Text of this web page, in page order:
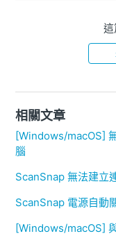
這
相關文章
[Windows/macOS]
腦
ScanSnap 無法建立
ScanSnap 電源自動
[Windows/macOS]